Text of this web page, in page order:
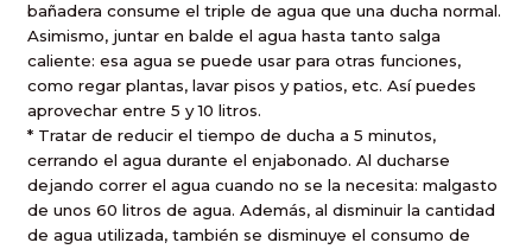
bañadera consume el triple de agua que una ducha normal.
Asimismo, juntar en balde el agua hasta tanto salga
caliente: esa agua se puede usar para otras funciones,
como regar plantas, lavar pisos y patios, etc. Así puedes
aprovechar entre 5 y10 litros.
* Tratar de reducir el tiempo de ducha a 5 minutos,
cerrando el agua durante el enjabonado. Al ducharse
dejando correr el agua cuando no se la necesita: malgasto
de unos 60 litros de agua. Además, al disminuir la cantidad
de agua utilizada, también se disminuye el consumo de